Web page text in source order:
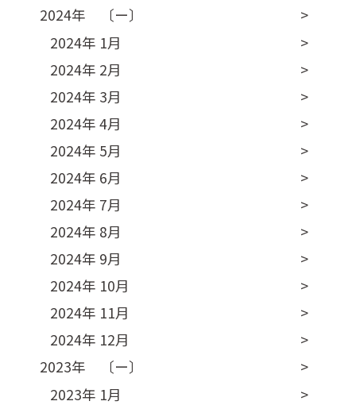
2024年 〔ー〕
2024年 1月
2024年 2月
2024年 3月
2024年 4月
2024年 5月
2024年 6月
2024年 7月
2024年 8月
2024年 9月
2024年 10月
2024年 11月
2024年 12月
2023年 〔ー〕
2023年 1月